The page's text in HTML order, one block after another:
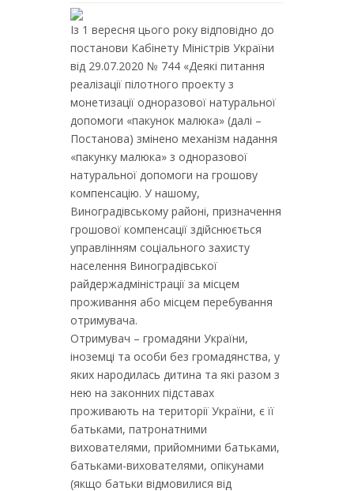
Із 1 вересня цього року відповідно до
постанови Кабінету Міністрів України
від 29.07.2020 № 744 «Деякі питання
реалізації пілотного проекту з
монетизації одноразової натуральної
допомоги «пакунок малюка» (далі –
Постанова) змінено механізм надання
«пакунку малюка» з одноразової
натуральної допомоги на грошову
компенсацію. У нашому,
Виноградівському районі, призначення
грошової компенсації здійснюється
управлінням соціального захисту
населення Виноградівської
райдержадміністрації за місцем
проживання або місцем перебування
отримувача.
Отримувач – громадяни України,
іноземці та особи без громадянства, у
яких народилась дитина та які разом з
нею на законних підставах
проживають на території України, є її
батьками, патронатними
вихователями, прийомними батьками,
батьками-вихователями, опікунами
(якщо батьки відмовилися від